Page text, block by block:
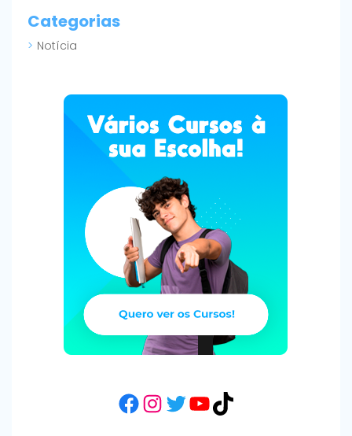
Categorias
Notícia
Facebook
Instagram
Twitter
YouTube
TikTok